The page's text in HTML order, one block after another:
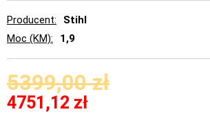
Producent
Stihl
Moc (KM)
1,9
5399,00zł
4751,12 zł